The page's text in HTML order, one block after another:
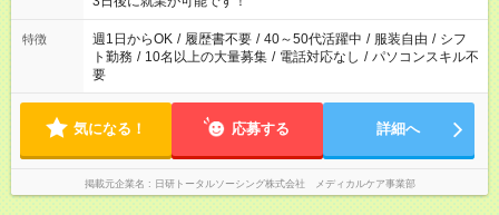
特徴 週1日からOK / 履歴書不要 / 40～50代活躍中 / 服装自由 / シフ
ト勤務 / 10名以上の大量募集 / 電話対応なし / パソコンスキル不
要
気になる！ 応募する 詳細へ
掲載元企業名 日研トータルソーシング株式会社 メディカルケア事業部